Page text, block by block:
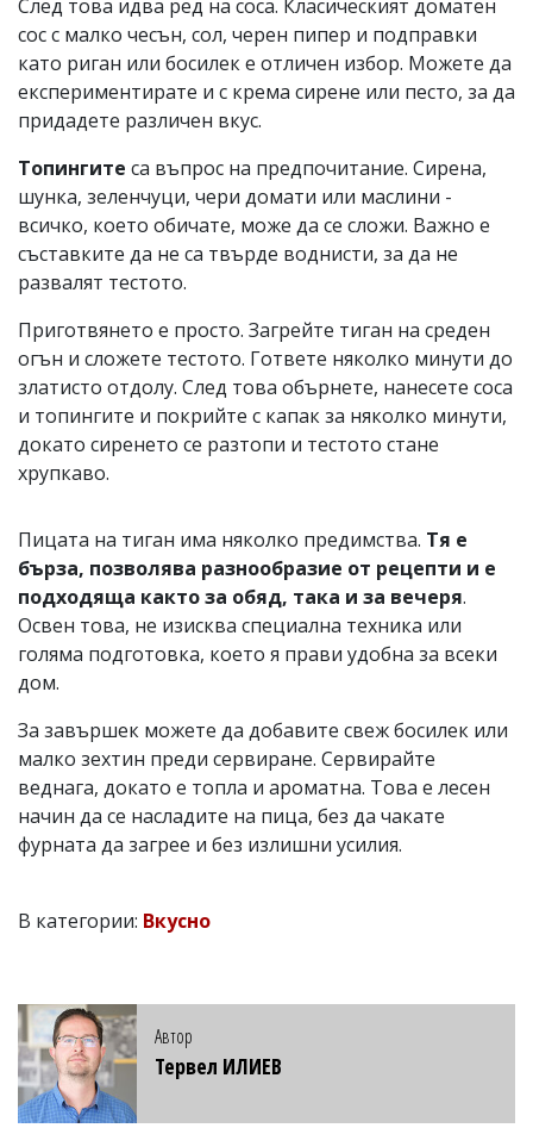
След това идва ред на соса. Класическият доматен
сос с малко чесън, сол, черен пипер и подправки
като риган или босилек е отличен избор. Можете да
експериментирате и с крема сирене или песто, за да
придадете различен вкус.
Топингите са въпрос на предпочитание. Сирена,
шунка, зеленчуци, чери домати или маслини -
всичко, което обичате, може да се сложи. Важно е
съставките да не са твърде воднисти, за да не
развалят тестото.
Приготвянето е просто. Загрейте тиган на среден
огън и сложете тестото. Гответе няколко минути до
златисто отдолу. След това обърнете, нанесете соса
и топингите и покрийте с капак за няколко минути,
докато сиренето се разтопи и тестото стане
хрупкаво.
Пицата на тиган има няколко предимства. Тя е
бърза, позволява разнообразие от рецепти и е
подходяща както за обяд, така и за вечеря.
Освен това, не изисква специална техника или
голяма подготовка, което я прави удобна за всеки
дом.
За завършек можете да добавите свеж босилек или
малко зехтин преди сервиране. Сервирайте
веднага, докато е топла и ароматна. Това е лесен
начин да се насладите на пица, без да чакате
фурната да загрее и без излишни усилия.
В категории: Вкусно
Автор
Тервел ИЛИЕВ